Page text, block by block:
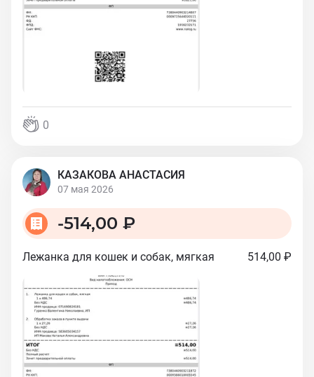
0
КАЗАКОВА АНАСТАСИЯ
07 мая 2026
-514,00 ₽
Лежанка для кошек и собак, мягкая 514,00 ₽